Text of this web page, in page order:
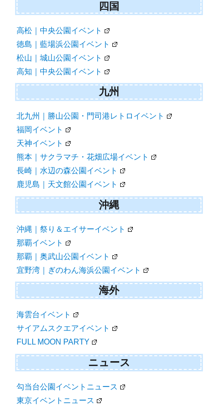
四国
高松｜中央公園イベント
徳島｜藍場浜公園イベント
松山｜城山公園イベント
高知｜中央公園イベント
九州
北九州｜勝山公園・門司港レトロイベント
福岡イベント
天神イベント
熊本｜サクラマチ・花畑広場イベント
長崎｜水辺の森公園イベント
鹿児島｜天文館公園イベント
沖縄
沖縄｜祭り＆エイサーイベント
那覇イベント
那覇｜奥武山公園イベント
宜野湾｜ぎのわん海浜公園イベント
海外
海雲台イベント
サイアムスクエアイベント
FULL MOON PARTY
ニュース
勾当台公園イベントニュース
東京イベントニュース